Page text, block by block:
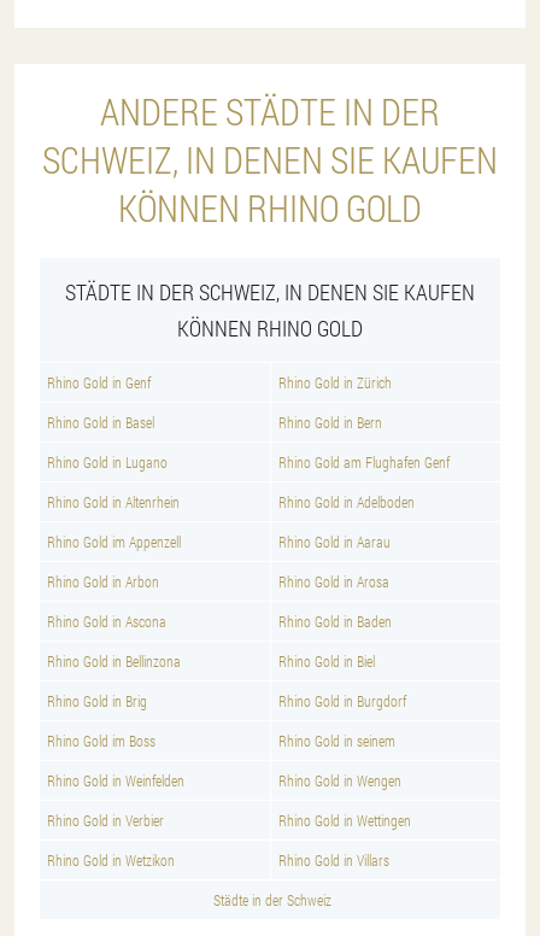
ANDERE STÄDTE IN DER
SCHWEIZ, IN DENEN SIE KAUFEN
KÖNNEN RHINO GOLD
STÄDTE IN DER SCHWEIZ, IN DENEN SIE KAUFEN
KÖNNEN RHINO GOLD
Rhino Gold in Genf Rhino Gold in Zürich
Rhino Gold in Basel Rhino Gold in Bern
Rhino Gold in Lugano Rhino Gold am Flughafen Genf
Rhino Gold in Altenrhein Rhino Gold in Adelboden
Rhino Gold im Appenzell Rhino Gold in Aarau
Rhino Gold in Arbon Rhino Gold in Arosa
Rhino Gold in Ascona Rhino Gold in Baden
Rhino Gold in Bellinzona Rhino Gold in Biel
Rhino Gold in Brig Rhino Gold in Burgdorf
Rhino Gold im Boss Rhino Gold in seinem
Rhino Gold in Weinfelden Rhino Gold in Wengen
Rhino Gold in Verbier Rhino Gold in Wettingen
Rhino Gold in Wetzikon Rhino Gold in Villars
Städte in der Schweiz